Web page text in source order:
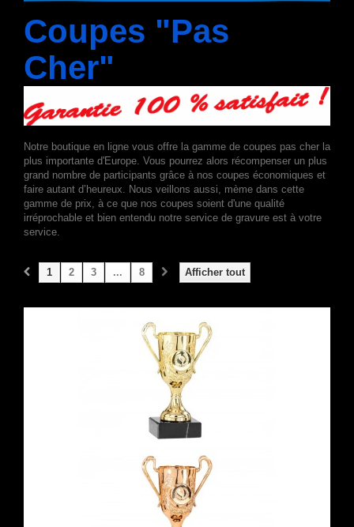
Coupes "Pas
Cher"
Notre boutique en ligne vous offre la gamme de coupes pas cher la
plus importante d'Europe. Vous pourrez alors récompenser un plus
grand nombre de participants grâce à nos coupes économiques et
faire autant d’heureux. Nous veillons aussi, mème dans cette
gamme de prix, à ce que nos coupes soient d'une qualité
irréprochable et bien entendu notre service de gravure est à votre
service.
Afficher tout
1 2 3 ... 8